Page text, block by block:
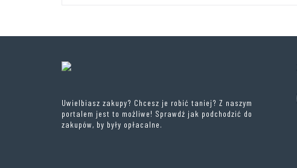
Uwielbiasz zakupy? Chcesz je robić taniej? Z naszym
portalem jest to możliwe! Sprawdź jak podchodzić do
zakupów, by były opłacalne.